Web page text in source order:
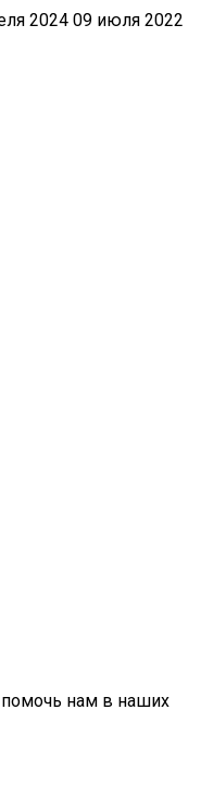
2024 09 июля 2022
нам в наших